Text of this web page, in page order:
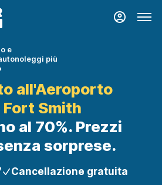
e
più
all'Aeroporto
Fort Smith
al 70%. Prezzi
sorprese.
Cancellazione gratuita